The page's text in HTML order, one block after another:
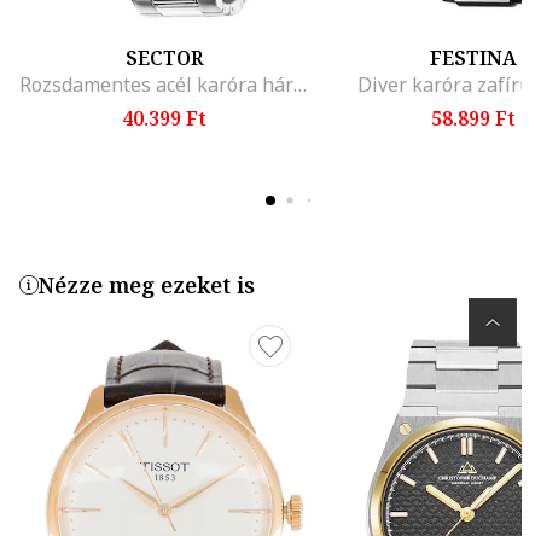
SECTOR
Rozsdamentes acél karóra három mutatóval, Ezüstszín
40.399 Ft
FESTINA
Diver karóra
58.899 Ft
Nézze meg ezeket is